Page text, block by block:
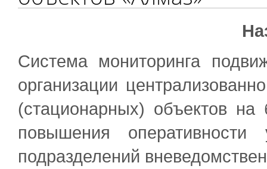
Система мониторинга
организации
(стационарных) объектов на
повышения оперативности
подразделений